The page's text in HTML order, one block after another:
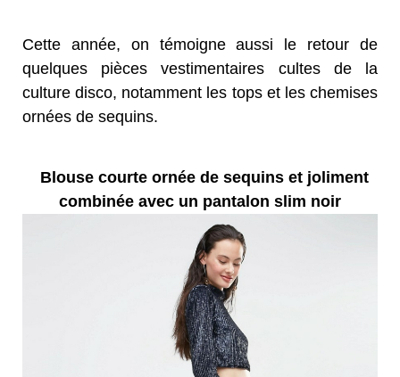
Cette année, on témoigne aussi le retour de
quelques pièces vestimentaires cultes de la
culture disco, notamment les tops et les chemises
ornées de sequins.
Blouse courte ornée de sequins et joliment
combinée avec un pantalon slim noir